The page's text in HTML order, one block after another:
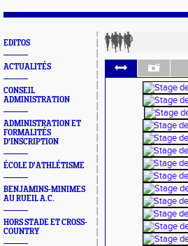
EDITOS
ACTUALITÉS
CONSEIL
ADMINISTRATION
ADMINISTRATION ET
FORMALITÉS
D'INSCRIPTION
ÉCOLE D'ATHLÉTISME
BENJAMINS-MINIMES
AU RUEIL A.C.
HORS STADE ET CROSS-
COUNTRY